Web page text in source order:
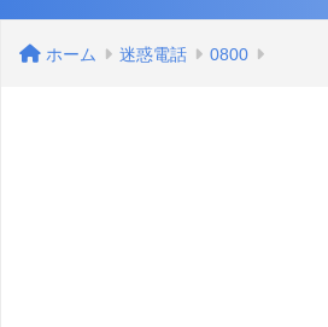
ホーム 迷惑電話 0800